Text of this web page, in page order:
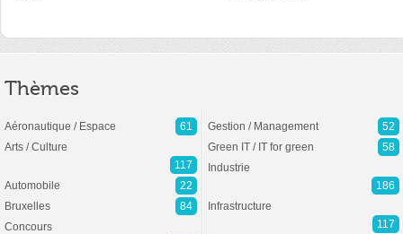
Thèmes
Aéronautique / Espace
61
Arts / Culture
117
Automobile
22
Bruxelles
84
Concours
Gestion / Management
52
Green IT / IT for green
58
Industrie
186
Infrastructure
117